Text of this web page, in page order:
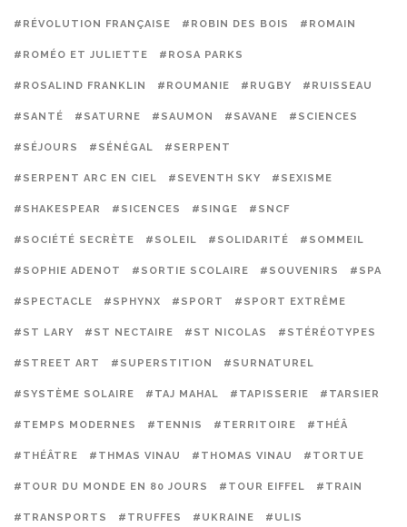
#RÉVOLUTION FRANÇAISE #ROBIN DES BOIS #ROMAIN
#ROMÉO ET JULIETTE #ROSA PARKS
#ROSALIND FRANKLIN #ROUMANIE #RUGBY #RUISSEAU
#SANTÉ #SATURNE #SAUMON #SAVANE #SCIENCES
#SÉJOURS #SÉNÉGAL #SERPENT
#SERPENT ARC EN CIEL #SEVENTH SKY #SEXISME
#SHAKESPEAR #SICENCES #SINGE #SNCF
#SOCIÉTÉ SECRÈTE #SOLEIL #SOLIDARITÉ #SOMMEIL
#SOPHIE ADENOT #SORTIE SCOLAIRE #SOUVENIRS #SPA
#SPECTACLE #SPHYNX #SPORT #SPORT EXTRÊME
#ST LARY #ST NECTAIRE #ST NICOLAS #STÉRÉOTYPES
#STREET ART #SUPERSTITION #SURNATUREL
#SYSTÈME SOLAIRE #TAJ MAHAL #TAPISSERIE #TARSIER
#TEMPS MODERNES #TENNIS #TERRITOIRE #THÉÂ
#THÉÂTRE #THMAS VINAU #THOMAS VINAU #TORTUE
#TOUR DU MONDE EN 80 JOURS #TOUR EIFFEL #TRAIN
#TRANSPORTS #TRUFFES #UKRAINE #ULIS